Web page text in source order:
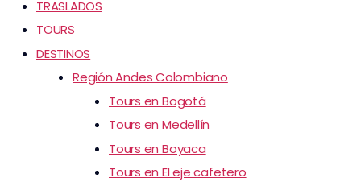
TRASLADOS
TOURS
DESTINOS
Región Andes Colombiano
Tours en Bogotá
Tours en Medellín
Tours en Boyaca
Tours en El eje cafetero